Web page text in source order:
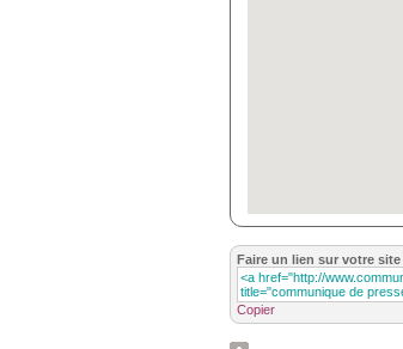
Faire un lien sur votre site
Copier